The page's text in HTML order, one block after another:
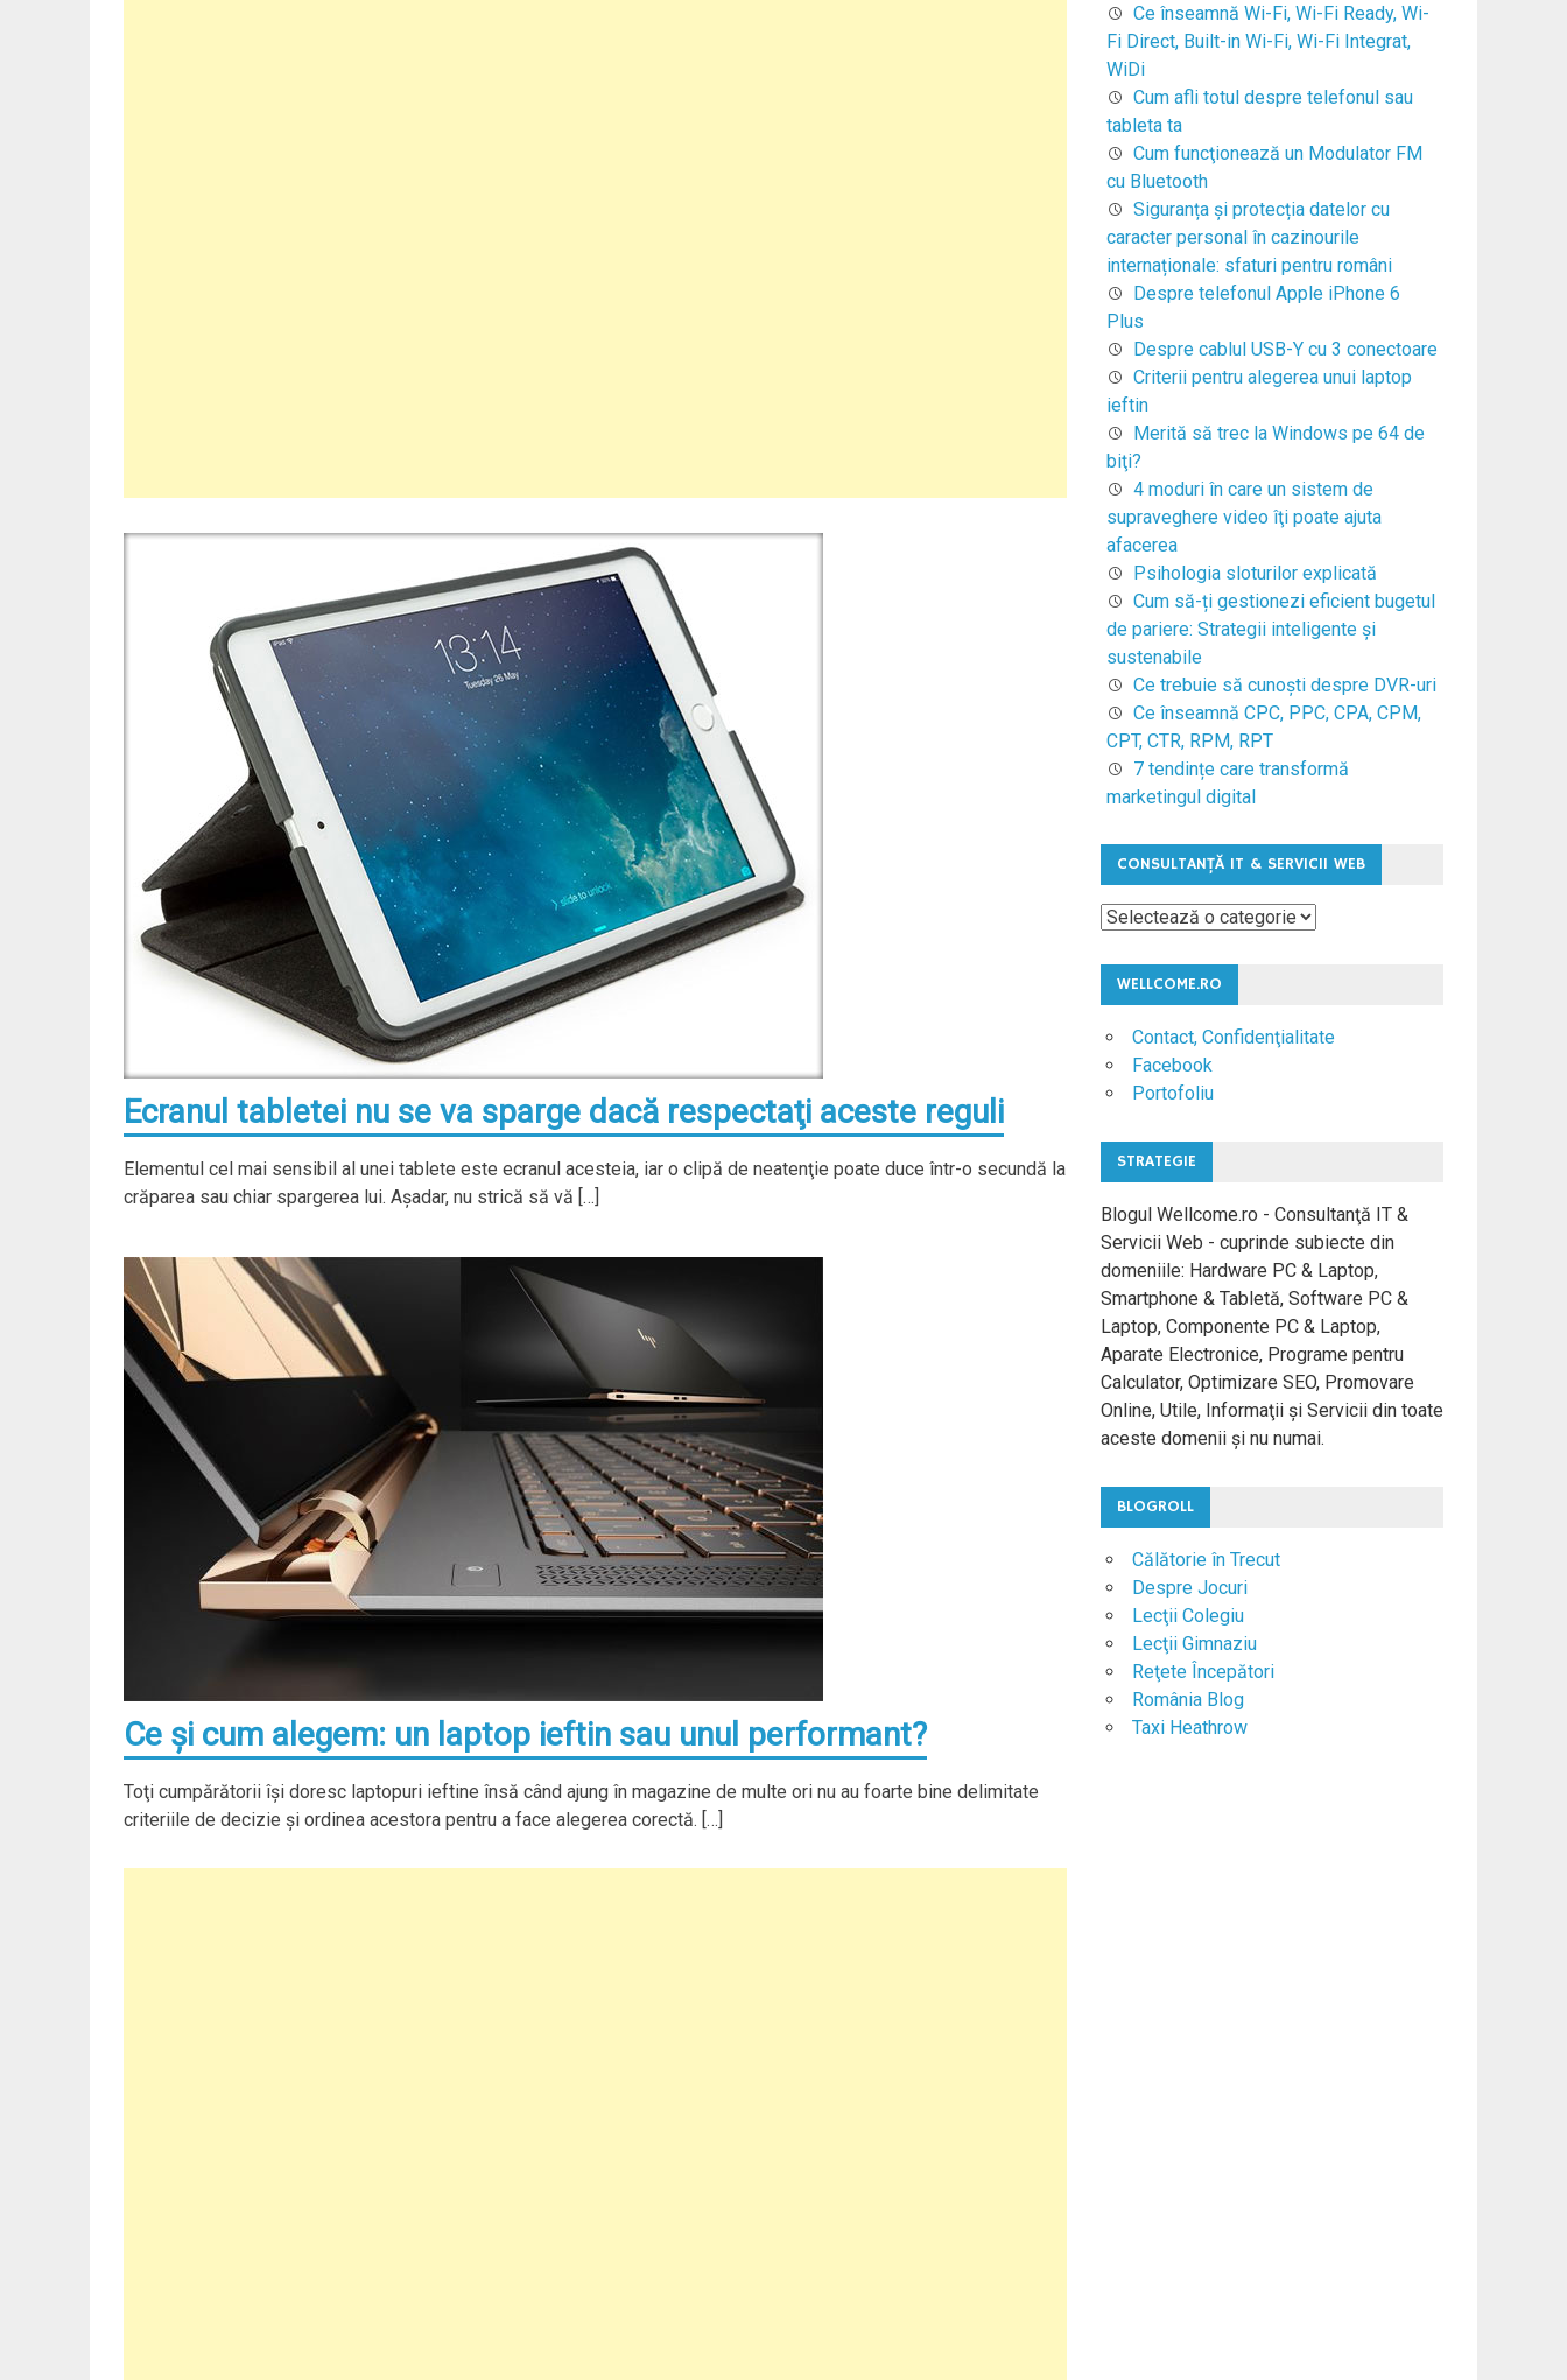
Ecranul tabletei nu se va sparge dacă respectaţi aceste reguli
Elementul cel mai sensibil al unei tablete este ecranul acesteia, iar o clipă de neatenţie poate duce într-o secundă la
crăparea sau chiar spargerea lui. Aşadar, nu strică să vă […]
Ce şi cum alegem: un laptop ieftin sau unul performant?
Toţi cumpărătorii îşi doresc laptopuri ieftine însă când ajung în magazine de multe ori nu au foarte bine delimitate
criteriile de decizie şi ordinea acestora pentru a face alegerea corectă. […]
Ce înseamnă Wi-Fi, Wi-Fi Ready, Wi-
Fi Direct, Built-in Wi-Fi, Wi-Fi Integrat,
WiDi
Cum afli totul despre telefonul sau
tableta ta
Cum funcţionează un Modulator FM
cu Bluetooth
Siguranța și protecția datelor cu
caracter personal în cazinourile
internaționale: sfaturi pentru români
Despre telefonul Apple iPhone 6
Plus
Despre cablul USB-Y cu 3 conectoare
Criterii pentru alegerea unui laptop
ieftin
Merită să trec la Windows pe 64 de
biţi?
4 moduri în care un sistem de
supraveghere video îţi poate ajuta
afacerea
Psihologia sloturilor explicată
Cum să-ți gestionezi eficient bugetul
de pariere: Strategii inteligente și
sustenabile
Ce trebuie să cunoşti despre DVR-uri
Ce înseamnă CPC, PPC, CPA, CPM,
CPT, CTR, RPM, RPT
7 tendințe care transformă
marketingul digital
CONSULTANŢĂ IT & SERVICII WEB
Consultanţă
Servicii
Web
WELLCOME.RO
Contact, Confidenţialitate
Facebook
Portofoliu
STRATEGIE
Blogul Wellcome.ro - Consultanţă IT &
Servicii Web - cuprinde subiecte din
domeniile: Hardware PC & Laptop,
Smartphone & Tabletă, Software PC &
Laptop, Componente PC & Laptop,
Aparate Electronice, Programe pentru
Calculator, Optimizare SEO, Promovare
Online, Utile, Informaţii şi Servicii din toate
aceste domenii şi nu numai.
BLOGROLL
Călătorie în Trecut
Despre Jocuri
Lecţii Colegiu
Lecţii Gimnaziu
Reţete Începători
România Blog
Taxi Heathrow